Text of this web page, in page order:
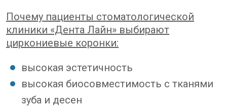
Почему пациенты стоматологической
клиники «Дента Лайн» выбирают
циркониевые коронки:
высокая эстетичность
высокая биосовместимость с тканями
зуба и десен